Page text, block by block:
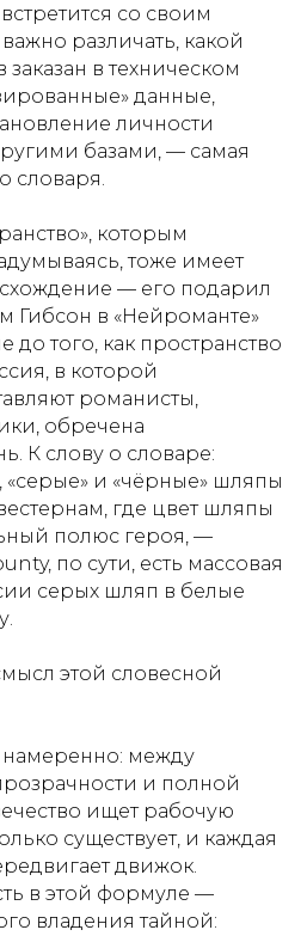
со своим
различать, какой
в техническом
данные,
личности
базами, — самая
словаря.
которым
тоже имеет
— его подарил
Гибсон в «Нейроманте»
до того, как пространство
в которой
романисты,
обречена
К слову о словаре:
и «чёрные» шляпы
где цвет шляпы
полюс героя, —
по сути, есть массовая
серых шляп в белые
этой словесной
намеренно: между
и полной
ищет рабочую
существует, и каждая
движок.
в этой формуле —
владения тайной: